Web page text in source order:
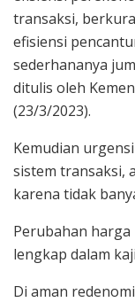
transaksi,
efisiensi
sederhananya
ditulis oleh
(23/3/2023).
Kemudian
sistem transaksi,
karena tidak
Perubahan
lengkap dalam
Di aman